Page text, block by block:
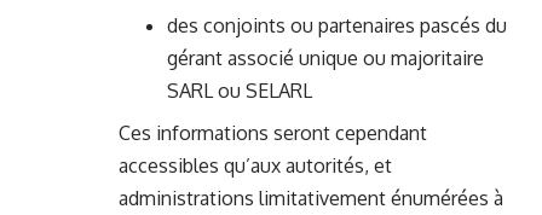
des conjoints ou partenaires pascés du
gérant associé unique ou majoritaire
SARL ou SELARL
Ces informations seront cependant
accessibles qu’aux autorités, et
administrations limitativement énumérées à